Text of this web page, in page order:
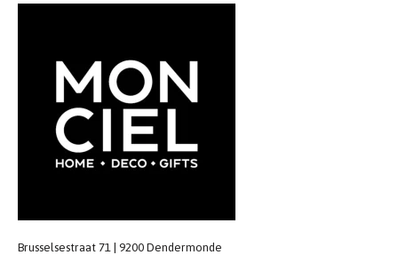
Brusselsestraat 71 | 9200 Dendermonde